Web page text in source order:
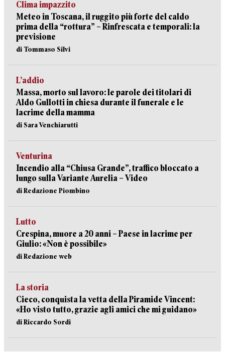
Clima impazzito
Meteo in Toscana, il ruggito più forte del caldo
prima della “rottura” – Rinfrescata e temporali: la
previsione
di Tommaso Silvi
L’addio
Massa, morto sul lavoro: le parole dei titolari di
Aldo Gullotti in chiesa durante il funerale e le
lacrime della mamma
di Sara Venchiarutti
Venturina
Incendio alla “Chiusa Grande”, traffico bloccato a
lungo sulla Variante Aurelia – Video
di Redazione Piombino
Lutto
Crespina, muore a 20 anni – Paese in lacrime per
Giulio: «Non è possibile»
di Redazione web
La storia
Cieco, conquista la vetta della Piramide Vincent:
«Ho visto tutto, grazie agli amici che mi guidano»
di Riccardo Sordi